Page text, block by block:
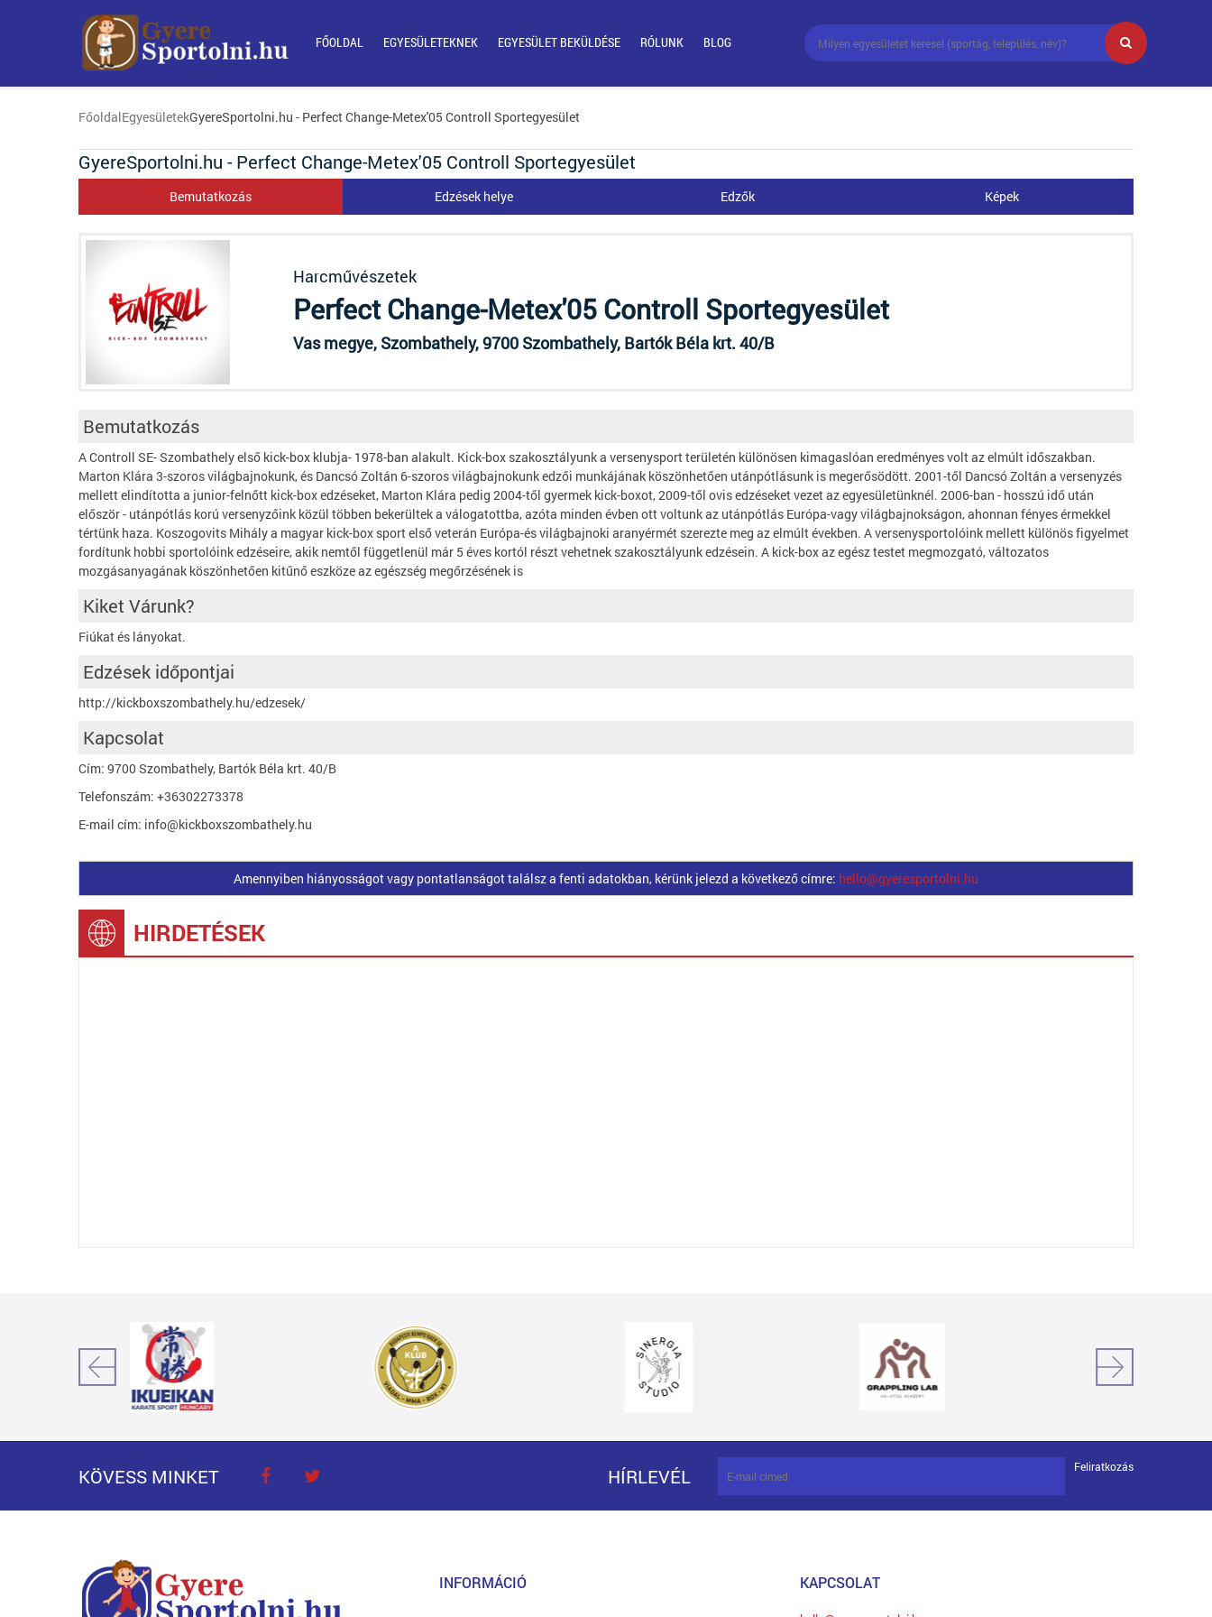
FŐOLDAL EGYESÜLETEKNEK EGYESÜLET BEKÜLDÉSE RÓLUNK BLOG
FőoldalEgyesületekGyereSportolni.hu - Perfect Change-Metex'05 Controll Sportegyesület
GyereSportolni.hu - Perfect Change-Metex'05 Controll Sportegyesület
Bemutatkozás Edzések helye Edzők Képek
Harcművészetek
Perfect Change-Metex'05 Controll Sportegyesület
Vas megye, Szombathely, 9700 Szombathely, Bartók Béla krt. 40/B
Bemutatkozás
A Controll SE- Szombathely első kick-box klubja- 1978-ban alakult. Kick-box szakosztályunk a versenysport területén különösen kimagaslóan eredményes volt az elmúlt időszakban.
Marton Klára 3-szoros világbajnokunk, és Dancsó Zoltán 6-szoros világbajnokunk edzői munkájának köszönhetően utánpótlásunk is megerősödött. 2001-től Dancsó Zoltán a versenyzés
mellett elindította a junior-felnőtt kick-box edzéseket, Marton Klára pedig 2004-től gyermek kick-boxot, 2009-től ovis edzéseket vezet az egyesületünknél. 2006-ban - hosszú idő után
először - utánpótlás korú versenyzőink közül többen bekerültek a válogatottba, azóta minden évben ott voltunk az utánpótlás Európa-vagy világbajnokságon, ahonnan fényes érmekkel
tértünk haza. Koszogovits Mihály a magyar kick-box sport első veterán Európa-és világbajnoki aranyérmét szerezte meg az elmúlt években. A versenysportolóink mellett különös figyelmet
fordítunk hobbi sportolóink edzéseire, akik nemtől függetlenül már 5 éves kortól részt vehetnek szakosztályunk edzésein. A kick-box az egész testet megmozgató, változatos
mozgásanyagának köszönhetően kitűnő eszköze az egészség megőrzésének is
Kiket Várunk?
Fiúkat és lányokat.
Edzések időpontjai
http://kickboxszombathely.hu/edzesek/
Kapcsolat
Cím: 9700 Szombathely, Bartók Béla krt. 40/B
Telefonszám: +36302273378
E-mail cím: info@kickboxszombathely.hu
Amennyiben hiányosságot vagy pontatlanságot találsz a fenti adatokban, kérünk jelezd a következő címre: hello@gyeresportolni.hu
HIRDETÉSEK
KÖVESS MINKET HÍRLEVÉL Feliratkozás
INFORMÁCIÓ KAPCSOLAT